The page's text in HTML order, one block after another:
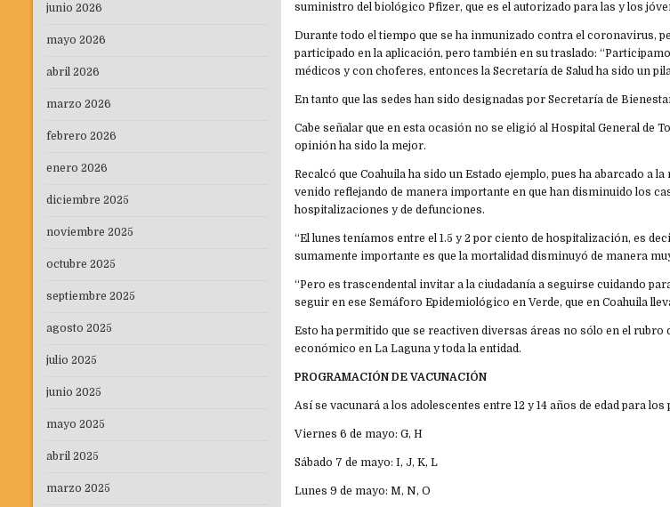
suministro del biológico Pfizer, que es el autorizado para las y los
Durante todo el tiempo que se ha inmunizado contra el coronavirus,
participado en la aplicación, pero también en su traslado:
médicos y con choferes, entonces la Secretaría de Salud ha sido un
En tanto que las sedes han sido designadas por Secretaría de
Cabe señalar que en esta ocasión no se eligió al Hospital General de
opinión ha sido la mejor.
Recalcó que Coahuila ha sido un Estado ejemplo, pues ha abarcado a
venido reflejando de manera importante en que han disminuido los
hospitalizaciones y de defunciones.
“El lunes teníamos entre el 1.5 y 2 por ciento de hospitalización, es
sumamente importante es que la mortalidad disminuyó de manera
“Pero es trascendental invitar a la ciudadanía a seguirse cuidando
seguir en ese Semáforo Epidemiológico en Verde, que en Coahuila
Esto ha permitido que se reactiven diversas áreas no sólo en el rubro
económico en La Laguna y toda la entidad.
PROGRAMACIÓN DE VACUNACIÓN
Así se vacunará a los adolescentes entre 12 y 14 años de edad para
Viernes 6 de mayo: G, H
Sábado 7 de mayo: I, J, K, L
Lunes 9 de mayo: M, N, O
junio 2026
mayo 2026
abril 2026
marzo 2026
febrero 2026
enero 2026
diciembre 2025
noviembre 2025
octubre 2025
septiembre 2025
agosto 2025
julio 2025
junio 2025
mayo 2025
abril 2025
marzo 2025